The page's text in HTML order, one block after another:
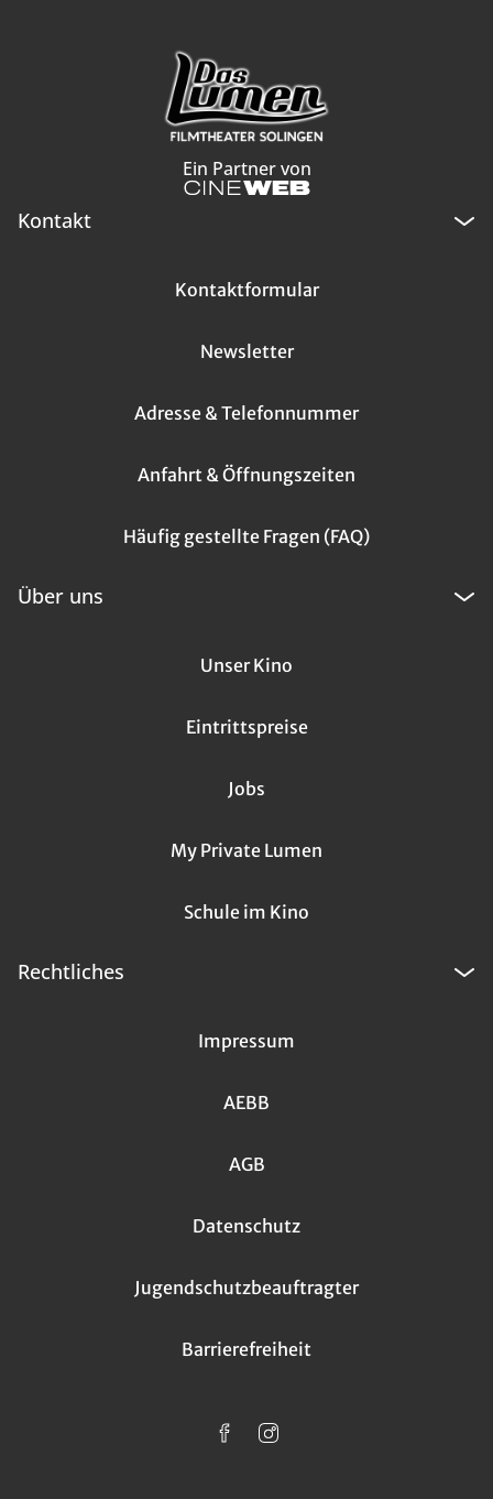
Ein Partner von
Kontakt
Kontaktformular
Newsletter
Adresse & Telefonnummer
Anfahrt & Öffnungszeiten
Häufig gestellte Fragen (FAQ)
Über uns
Unser Kino
Eintrittspreise
Jobs
My Private Lumen
Schule im Kino
Rechtliches
Impressum
AEBB
AGB
Datenschutz
Jugendschutzbeauftragter
Barrierefreiheit